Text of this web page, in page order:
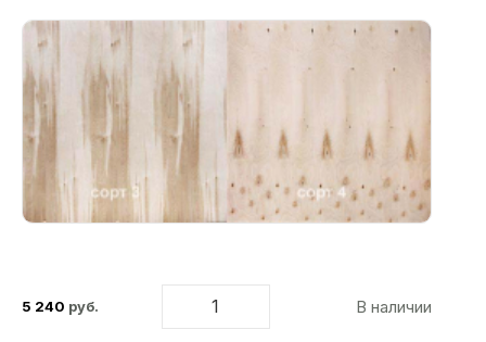
5 240 руб. В наличии